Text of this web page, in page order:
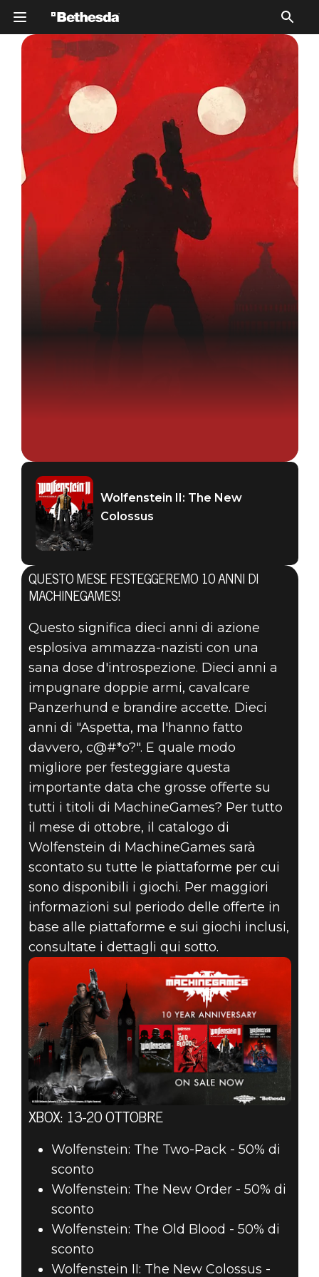
Wolfenstein II: The New Colossus
FESTEGGIATE IL
10º
ANNIVERSARIO
DI
MACHINEGAMES
CON OFFERTE E
BUNDLE
SPECIALI
Wolfenstein II: The New
Colossus
QUESTO MESE FESTEGGEREMO 10 ANNI DI
MACHINEGAMES!
Questo significa dieci anni di azione
esplosiva ammazza-nazisti con una
sana dose d'introspezione. Dieci anni a
impugnare doppie armi, cavalcare
Panzerhund e brandire accette. Dieci
anni di "Aspetta, ma l'hanno fatto
davvero, c@#*o?". E quale modo
migliore per festeggiare questa
importante data che grosse offerte su
tutti i titoli di MachineGames? Per tutto
il mese di ottobre, il catalogo di
Wolfenstein di MachineGames sarà
scontato su tutte le piattaforme per cui
sono disponibili i giochi. Per maggiori
informazioni sul periodo delle offerte in
base alle piattaforme e sui giochi inclusi,
consultate i dettagli qui sotto.
XBOX: 13-20 OTTOBRE
Wolfenstein: The Two-Pack - 50% di
sconto
Wolfenstein: The New Order - 50% di
sconto
Wolfenstein: The Old Blood - 50% di
sconto
Wolfenstein II: The New Colossus -